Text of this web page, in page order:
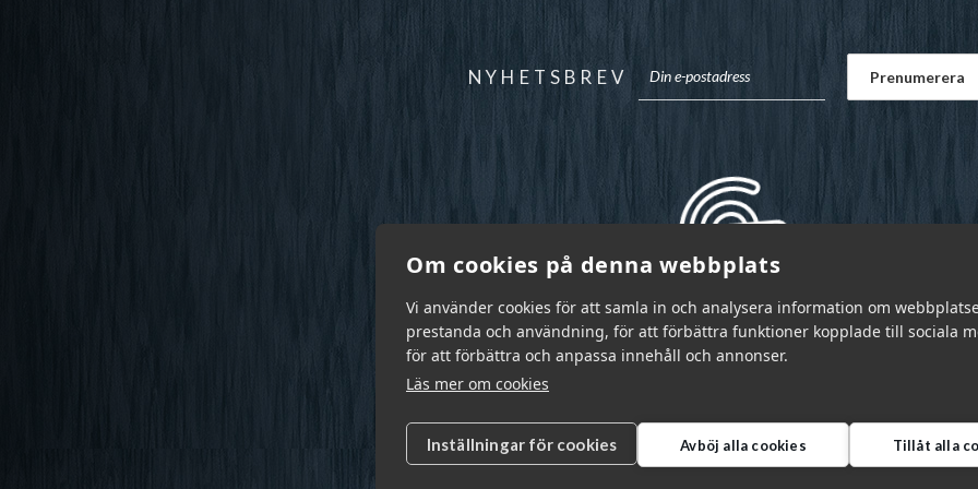
Om cookies på denna webbplats
Vi använder cookies för att samla in och analysera information om
prestanda och användning, för att förbättra funktioner kopplade till sociala
för att förbättra och anpassa innehåll och annonser.
Läs mer om cookies
Inställningar för cookies Avböj alla cookies Tillåt alla
NYHETSBREV
Garnr Sverige AB © 2026 | info@garnr.se 031 - 92